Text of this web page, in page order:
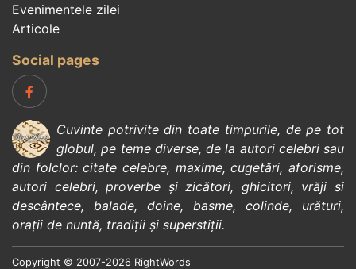
Evenimentele zilei
Articole
Social pages
Cuvinte potrivite din toate timpurile, de pe tot
globul, pe teme diverse, de la autori celebrisau
din folclor:citate celebre, maxime,cugetări,aforisme,
autori celebri,proverbe și zicători, ghicitori, vrăji si
descântece, balade, doine, basme, colinde, urături,
orații de nuntă, tradiții și superstiții.
Copyright © 2007-2026 RightWords